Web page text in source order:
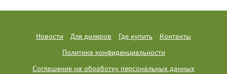
Новости Для дилеров Где купить
Контакты
Политика конфиденциальности
Соглашение на обработку персональных данных